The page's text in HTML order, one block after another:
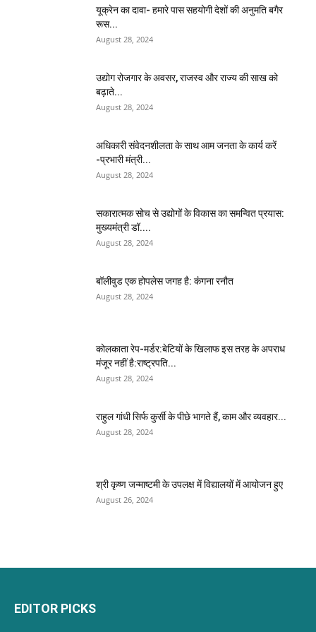
यूक्रेन का दावा- हमारे पास सहयोगी देशों की अनुमति बगैर
रूस...
August 28, 2024
उद्योग रोजगार के अवसर, राजस्व और राज्य की साख को
बढ़ाते...
August 28, 2024
अधिकारी संवेदनशीलता के साथ आम जनता के कार्य करें
-प्रभारी मंत्री...
August 28, 2024
सकारात्मक सोच से उद्योगों के विकास का समन्वित प्रयास:
मुख्यमंत्री डॉ....
August 28, 2024
बॉलीवुड एक होपलेस जगह है: कंंगना रनौत
August 28, 2024
कोलकाता रेप-मर्डर:बेटियों के खिलाफ इस तरह के अपराध
मंजूर नहीं है:राष्ट्रपति...
August 28, 2024
राहुल गांधी सिर्फ कुर्सी के पीछे भागते हैं, काम और व्यवहार...
August 28, 2024
श्री कृष्ण जन्माष्टमी के उपलक्ष में विद्यालयों में आयोजन हुए
August 26, 2024
EDITOR PICKS